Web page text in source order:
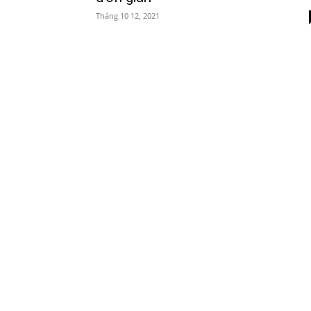
Tháng 10 12, 2021